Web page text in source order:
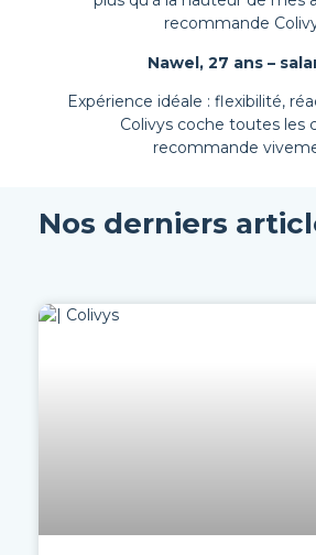
recommande
Nawel, 27 ans –
Expérience idéale : flexibilité,
Colivys coche toutes les
recommande
Nos derniers